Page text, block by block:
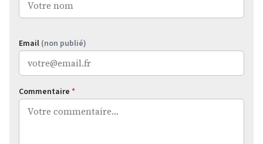
Email (non publié)
Commentaire *